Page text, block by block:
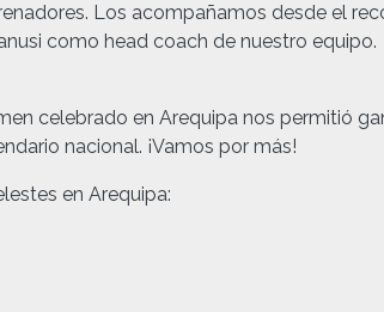
Los acompañamos desde el
como head coach de nuestro
celebrado en Arequipa nos permitió
nacional. ¡Vamos por más!
en Arequipa: